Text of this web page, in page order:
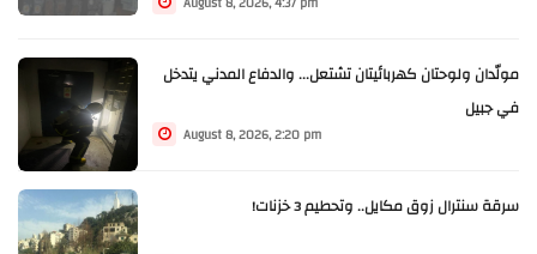
مولّدان ولوحتان كهربائيتان تشتعل... والدفاع المدني يتدخل
في جبيل
August 8, 2026, 2:20 pm
سرقة سنترال زوق مكايل.. وتحطيم 3 خزنات!